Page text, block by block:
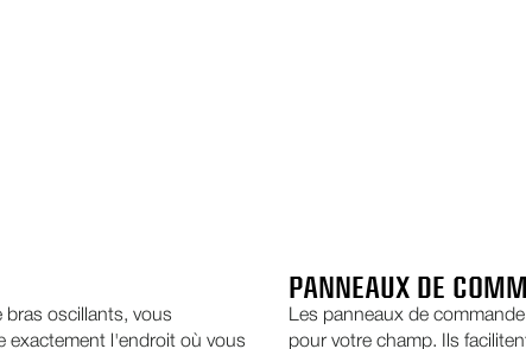
bras oscillants, vous
exactement l'endroit où vous
PANNEAUX DE
Les panneaux de
pour votre champ. Ils